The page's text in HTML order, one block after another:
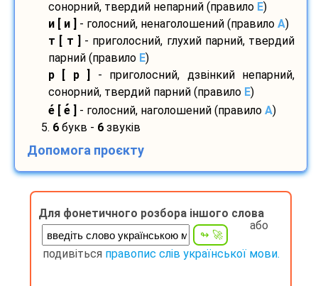
сонорний, твердий непарний (правило E)
и [ и ]
- голосний, ненаголошений (правило A)
т [ т ]
- приголосний, глухий парний, твердий
парний (правило E)
р [ р ]
- приголосний, дзвінкий непарний,
сонорний, твердий парний (правило E)
е [ е - голосний, наголошений (правило A)
5. 6 букв - 6 звуків
Допомога проєкту
Для фонетичного розбора іншого слова
або
подивіться правопис слів української мови.